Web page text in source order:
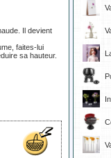
Il devient
faites-lui
sa hauteur.